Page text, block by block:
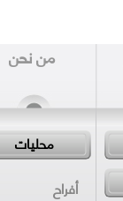
من نحن
محليات
أفراح